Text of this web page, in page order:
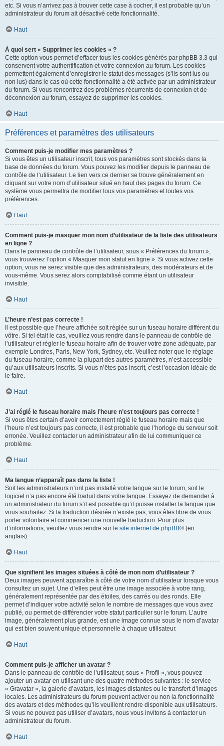
etc. Si vous n’arrivez pas à trouver cette case à cocher, il est probable qu’un
administrateur du forum ait désactivé cette fonctionnalité.
Haut
À quoi sert « Supprimer les cookies » ?
Cette option vous permet d’effacer tous les cookies générés par phpBB 3.3 qui
conservent votre authentification et votre connexion au forum. Les cookies
permettent également d’enregistrer le statut des messages (s’ils sont lus ou
non lus) dans le cas où cette fonctionnalité a été activée par un administrateur
du forum. Si vous rencontrez des problèmes récurrents de connexion et de
déconnexion au forum, essayez de supprimer les cookies.
Haut
Préférences et paramètres des utilisateurs
Comment puis-je modifier mes paramètres ?
Si vous êtes un utilisateur inscrit, tous vos paramètres sont stockés dans la
base de données du forum. Vous pouvez les modifier depuis le panneau de
contrôle de l’utilisateur. Le lien vers ce dernier se trouve généralement en
cliquant sur votre nom d’utilisateur situé en haut des pages du forum. Ce
système vous permettra de modifier tous vos paramètres et toutes vos
préférences.
Haut
Comment puis-je masquer mon nom d’utilisateur de la liste des utilisateurs
en ligne ?
Dans le panneau de contrôle de l’utilisateur, sous « Préférences du forum »,
vous trouverez l’option « Masquer mon statut en ligne ». Si vous activez cette
option, vous ne serez visible que des administrateurs, des modérateurs et de
vous-même. Vous serez alors comptabilisé comme étant un utilisateur
invisible.
Haut
L’heure n’est pas correcte !
Il est possible que l’heure affichée soit réglée sur un fuseau horaire différent du
vôtre. Si tel était le cas, veuillez vous rendre dans le panneau de contrôle de
l’utilisateur et régler le fuseau horaire afin de trouver votre zone adéquate, par
exemple Londres, Paris, New York, Sydney, etc. Veuillez noter que le réglage
du fuseau horaire, comme la plupart des autres paramètres, n’est accessible
qu’aux utilisateurs inscrits. Si vous n’êtes pas inscrit, c’est l’occasion idéale de
le faire.
Haut
J’ai réglé le fuseau horaire mais l’heure n’est toujours pas correcte !
Si vous êtes certain d’avoir correctement réglé le fuseau horaire mais que
l’heure n’est toujours pas correcte, il est probable que l’horloge du serveur soit
erronée. Veuillez contacter un administrateur afin de lui communiquer ce
problème.
Haut
Ma langue n’apparaît pas dans la liste !
Soit les administrateurs n’ont pas installé votre langue sur le forum, soit le
logiciel n’a pas encore été traduit dans votre langue. Essayez de demander à
un administrateur du forum s’il est possible qu’il puisse installer la langue que
vous souhaitez. Si la traduction désirée n’existe pas, vous êtes libre de vous
porter volontaire et commencer une nouvelle traduction. Pour plus
d’informations, veuillez vous rendre sur le site internet de phpBB® (en
anglais).
Haut
Que signifient les images situées à côté de mon nom d’utilisateur ?
Deux images peuvent apparaître à côté de votre nom d’utilisateur lorsque vous
consultez un sujet. Une d’elles peut être une image associée à votre rang,
généralement représentée par des étoiles, des carrés ou des ronds. Elle
permet d’indiquer votre activité selon le nombre de messages que vous avez
publié, ou permet de différencier votre statut particulier sur le forum. L’autre
image, généralement plus grande, est une image connue sous le nom d’avatar
qui est bien souvent unique et personnelle à chaque utilisateur.
Haut
Comment puis-je afficher un avatar ?
Dans le panneau de contrôle de l’utilisateur, sous « Profil », vous pouvez
ajouter un avatar en utilisant une des quatre méthodes suivantes : le service
« Gravatar », la galerie d’avatars, les images distantes ou le transfert d’images
locales. Les administrateurs du forum peuvent activer ou non la fonctionnalité
des avatars et des méthodes qu’ils veuillent rendre disponible aux utilisateurs.
Si vous ne pouvez pas utiliser d’avatars, nous vous invitons à contacter un
administrateur du forum.
Haut